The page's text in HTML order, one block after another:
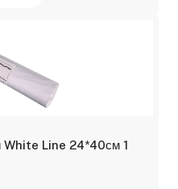
White Line 24*40см 1